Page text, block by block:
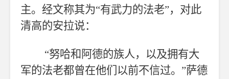
主。经文称其为“有武力的法老”，对此
清高的安拉说：
“努哈和阿德的族人，以及拥有大
军的法老都曾在他们以前不信过。”萨德